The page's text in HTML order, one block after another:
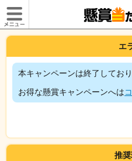
エ
本キャンペーンは終了してお
お得な懸賞キャンペーンへは
推